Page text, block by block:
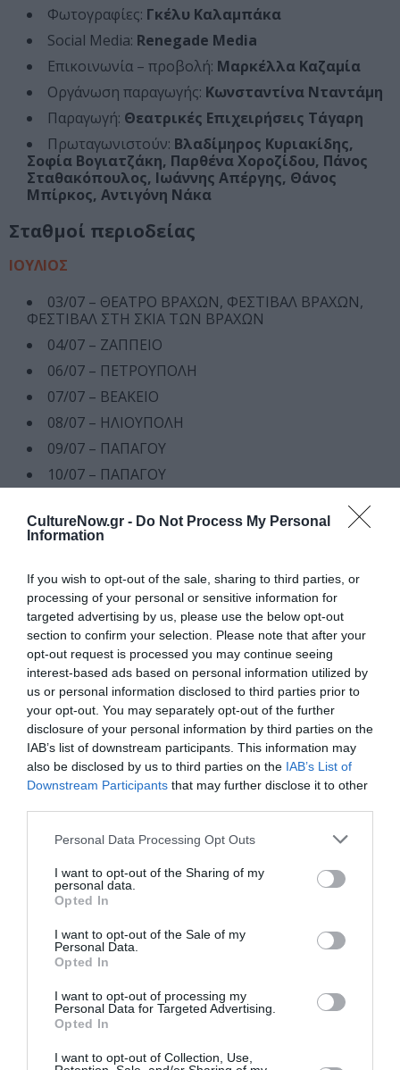
CultureNow.gr - Do Not Process My Personal
Information
If you wish to opt-out of the sale, sharing to third parties, or
processing of your personal or sensitive information for
targeted advertising by us, please use the below opt-out
section to confirm your selection. Please note that after your
opt-out request is processed you may continue seeing
interest-based ads based on personal information utilized by
us or personal information disclosed to third parties prior to
your opt-out. You may separately opt-out of the further
disclosure of your personal information by third parties on the
IAB’s list of downstream participants. This information may
also be disclosed by us to third parties on the IAB’s List of
Downstream Participants that may further disclose it to other
Personal Data Processing Opt Outs
I want to opt-out of the Sharing of my
personal data.
Opted In
I want to opt-out of the Sale of my
Personal Data.
Opted In
I want to opt-out of processing my
Personal Data for Targeted Advertising.
Opted In
I want to opt-out of Collection, Use,
Φωτογραφίες: Γκέλυ Καλαμπάκα
Social Media: Renegade Media
Επικοινωνία – προβολή: Μαρκέλλα Καζαμία
Οργάνωση παραγωγής: Κωνσταντίνα Νταντάμη
Παραγωγή: Θεατρικές Επιχειρήσεις Τάγαρη
Πρωταγωνιστούν: Βλαδίμηρος Κυριακίδης,
Σοφία Βογιατζάκη, Παρθένα Χοροζίδου, Πάνος
Σταθακόπουλος, Ιωάννης Απέργης, Θάνος
Μπίρκος, Αντιγόνη Νάκα
Σταθμοί περιοδείας
ΙΟΥΛΙΟΣ
03/07 – ΘΕΑΤΡΟ ΒΡΑΧΩΝ, ΦΕΣΤΙΒΑΛ ΒΡΑΧΩΝ,
ΦΕΣΤΙΒΑΛ ΣΤΗ ΣΚΙΑ ΤΩΝ ΒΡΑΧΩΝ
04/07 – ΖΑΠΠΕΙΟ
06/07 – ΠΕΤΡΟΥΠΟΛΗ
07/07 – ΒΕΑΚΕΙΟ
08/07 – ΗΛΙΟΥΠΟΛΗ
09/07 – ΠΑΠΑΓΟΥ
10/07 – ΠΑΠΑΓΟΥ
13/07 – ΠΑΤΡΑ
15/07 – ΙΩΑΝΝΙΝΑ
16/07 – ΛΑΡΙΣΑ
17/07 – ΣΕΡΡΕΣ
19/07 – ΘΕΣΣΑΛΟΝΙΚΗ ΔΑΣΟΥΣ
20/07 – ΘΕΣΣΑΛΟΝΙΚΗ ΔΑΣΟΥΣ
21/07 – ΘΕΣΣΑΛΟΝΙΚΗ ΔΑΣΟΥΣ
22/07 – ΑΛΕΞΑΝΔΡΟΥΠΟΛΗ
23/07 – ΚΟΜΟΤΗΝΗ
25/07 – ΦΙΛΙΠΠΟΙ
26/07 – ΦΙΛΙΠΠΟΙ
27/07 – ΚΙΛΚΙΣ
29/07 – ΔΙΟΝ
31/07 – ΔΕΛΦΟΙ
03/08 – ΗΡΑΚΛΕΙΟ